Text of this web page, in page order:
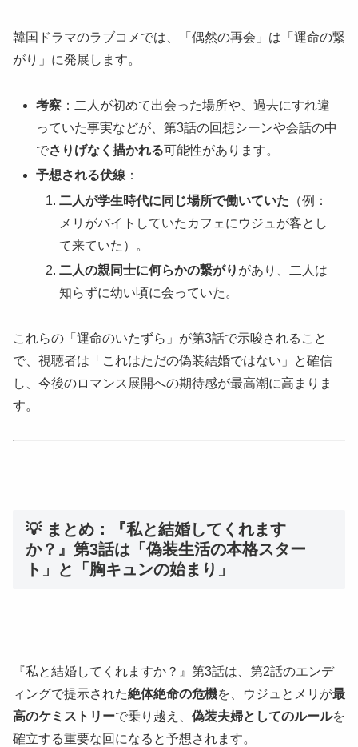
韓国ドラマのラブコメでは、「偶然の再会」は「運命の繋
がり」に発展します。
考察 ：二人が初めて出会った場所や、過去にすれ違
っていた事実などが、第3話の回想シーンや会話の中
でさりげなく描かれる可能性があります。
予想される伏線 ：
二人が学生時代に同じ場所で働いていた （例：
メリがバイトしていたカフェにウジュが客とし
て来ていた）。
二人の親同士に何らかの繋がり があり、二人は
知らずに幼い頃に会っていた。
これらの「運命のいたずら」が第3話で示唆されること
で、視聴者は「これはただの偽装結婚ではない」と確信
し、今後のロマンス展開への期待感が最高潮に高まりま
す。
💡 まとめ：『私と結婚してくれます
か？』第3話は「偽装生活の本格スター
ト」と「胸キュンの始まり」
『私と結婚してくれますか？』第3話は、第2話のエンデ
ィングで提示された絶体絶命の危機を、ウジュとメリが最
高のケミストリーで乗り越え、 偽装夫婦としてのルールを
確立する重要な回になると予想されます。